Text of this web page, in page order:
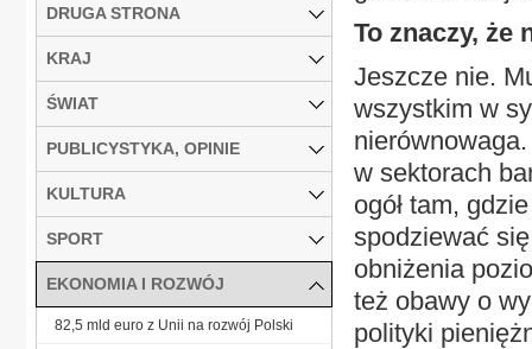
To znaczy, że
Jeszcze nie.
wszystkim w
w sektorach
ogół tam,
spodziewać
obniżenia
też obawy o
polityki
DRUGA STRONA
KRAJ
ŚWIAT
PUBLICYSTYKA, OPINIE
KULTURA
SPORT
EKONOMIA I ROZWÓJ
82,5 mld euro z Unii na rozwój Polski